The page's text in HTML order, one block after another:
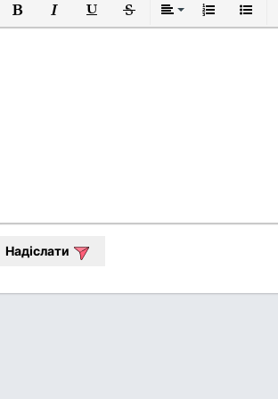
ЖирнийКурсивПідкреслений
ЗакресленийВирівнювання
Надіслати